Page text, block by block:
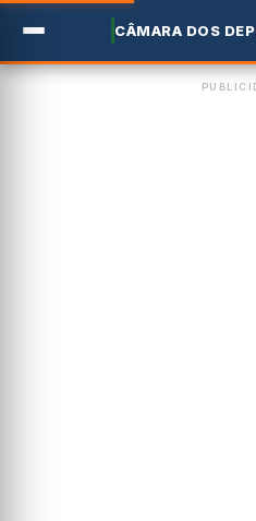
CÂMARA DOS